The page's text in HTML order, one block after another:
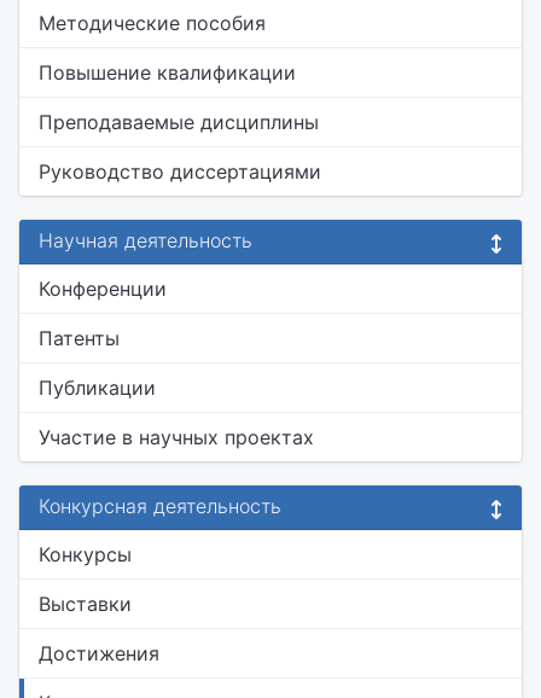
Методические пособия
Повышение квалификации
Преподаваемые дисциплины
Руководство диссертациями
Научная деятельность
Конференции
Патенты
Публикации
Участие в научных проектах
Конкурсная деятельность
Конкурсы
Выставки
Достижения